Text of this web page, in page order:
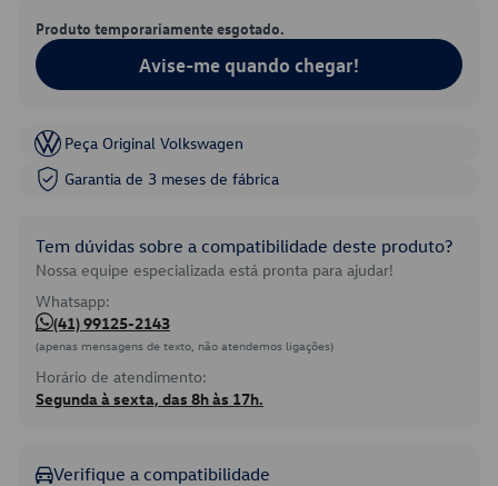
Produto temporariamente esgotado.
Avise-me quando chegar!
Peça Original Volkswagen
Garantia de 3 meses de fábrica
Tem dúvidas sobre a compatibilidade deste produto?
Nossa equipe especializada está pronta para ajudar!
Whatsapp:
(41) 99125-2143
(apenas mensagens de texto, não atendemos ligações)
Horário de atendimento:
Segunda à sexta, das 8h às 17h.
Verifique a compatibilidade